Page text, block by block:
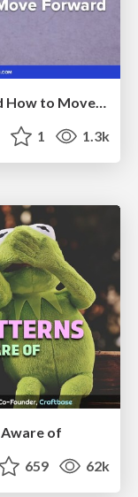
AI Search: Implications for SEO and How to Move Forward - #ShenzhenSEOConference
1 1.3k
of
659 62k